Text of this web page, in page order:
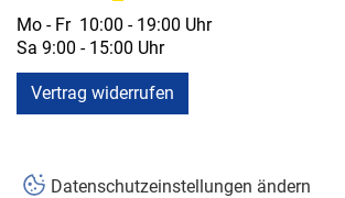
Mo - Fr 10:00 - 19:00 Uhr
Sa 9:00 - 15:00 Uhr
Vertrag widerrufen
Datenschutzeinstellungen ändern